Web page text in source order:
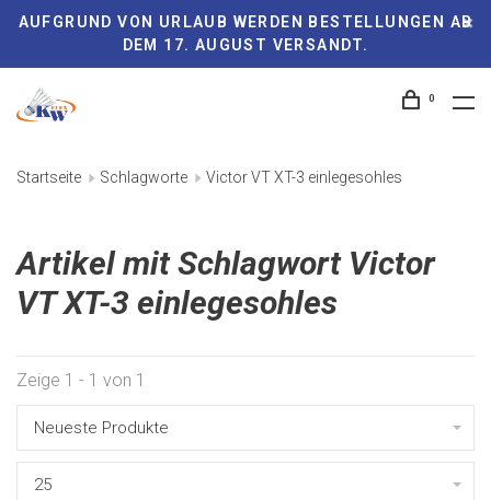
AUFGRUND VON URLAUB WERDEN BESTELLUNGEN AB
DEM 17. AUGUST VERSANDT.
0
Startseite Schlagworte Victor VT XT-3 einlegesohles
Artikel mit Schlagwort Victor
VT XT-3 einlegesohles
Zeige 1 - 1 von 1
Neueste Produkte
25